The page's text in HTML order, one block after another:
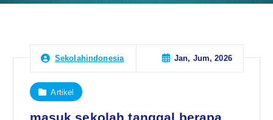
Sekolahindonesia Jan, Jum, 2026
Artikel